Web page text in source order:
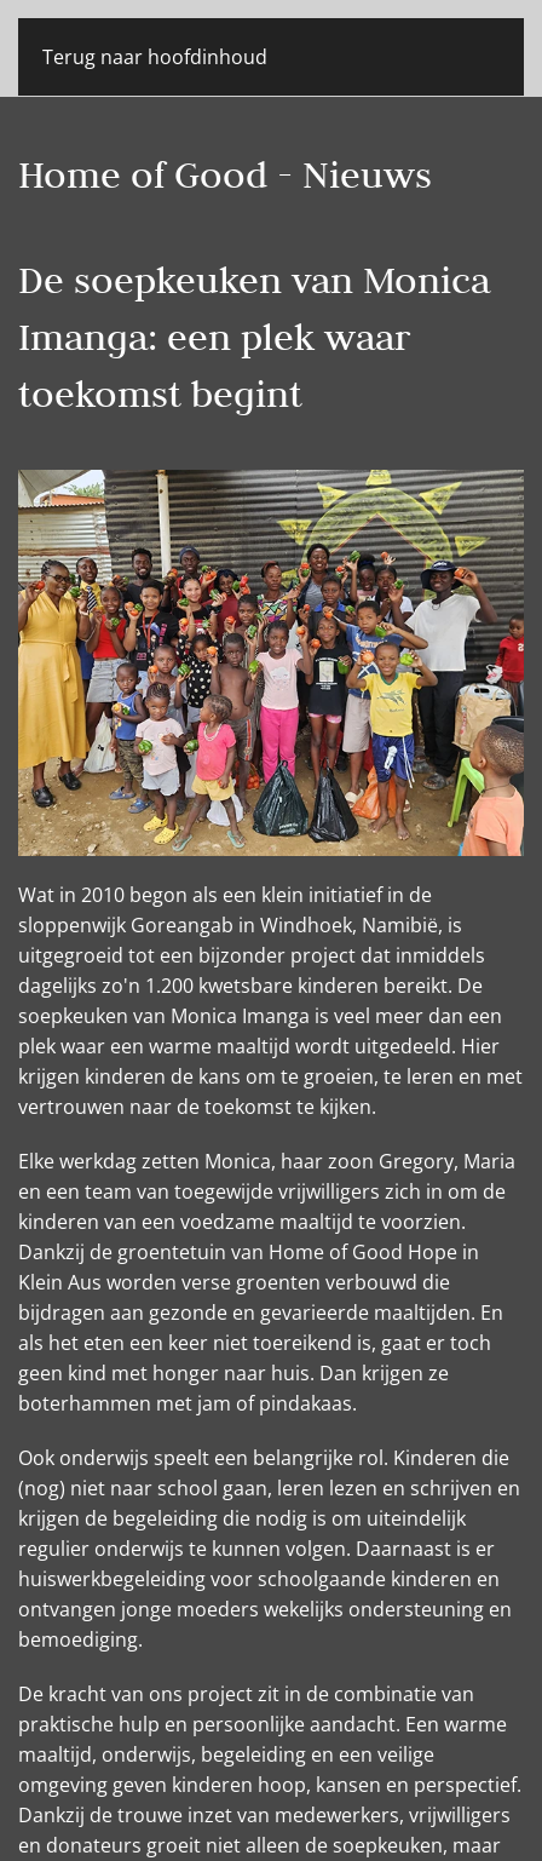
Terug naar hoofdinhoud
Home of Good - Nieuws
De soepkeuken van Monica
Imanga: een plek waar
toekomst begint
Wat in 2010 begon als een klein initiatief in de
sloppenwijk Goreangab in Windhoek, Namibië, is
uitgegroeid tot een bijzonder project dat inmiddels
dagelijks zo'n 1.200 kwetsbare kinderen bereikt. De
soepkeuken van Monica Imanga is veel meer dan een
plek waar een warme maaltijd wordt uitgedeeld. Hier
krijgen kinderen de kans om te groeien, te leren en met
vertrouwen naar de toekomst te kijken.
Elke werkdag zetten Monica, haar zoon Gregory, Maria
en een team van toegewijde vrijwilligers zich in om de
kinderen van een voedzame maaltijd te voorzien.
Dankzij de groentetuin van Home of Good Hope in
Klein Aus worden verse groenten verbouwd die
bijdragen aan gezonde en gevarieerde maaltijden. En
als het eten een keer niet toereikend is, gaat er toch
geen kind met honger naar huis. Dan krijgen ze
boterhammen met jam of pindakaas.
Ook onderwijs speelt een belangrijke rol. Kinderen die
(nog) niet naar school gaan, leren lezen en schrijven en
krijgen de begeleiding die nodig is om uiteindelijk
regulier onderwijs te kunnen volgen. Daarnaast is er
huiswerkbegeleiding voor schoolgaande kinderen en
ontvangen jonge moeders wekelijks ondersteuning en
bemoediging.
De kracht van ons project zit in de combinatie van
praktische hulp en persoonlijke aandacht. Een warme
maaltijd, onderwijs, begeleiding en een veilige
omgeving geven kinderen hoop, kansen en perspectief.
Dankzij de trouwe inzet van medewerkers, vrijwilligers
en donateurs groeit niet alleen de soepkeuken, maar